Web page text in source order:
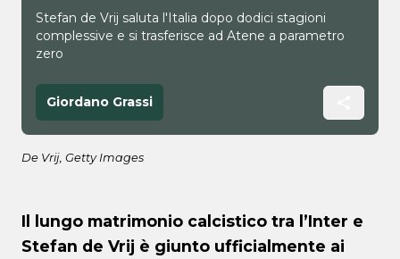
Stefan de Vrij saluta l'Italia dopo dodici stagioni
complessive e si trasferisce ad Atene a parametro
zero
Giordano Grassi
De Vrij, Getty Images
Il lungo matrimonio calcistico tra l’Inter e
Stefan de Vrij è giunto ufficialmente ai